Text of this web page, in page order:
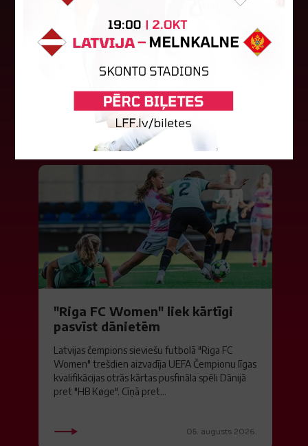
Jūlijā par labāko "LuckyBet" SFL
atzīta Keita Zviedre
Par "LuckyBet" Sieviešu futbola līgas jūnija
labāko spēlētāju atzīta FS "Metta" spēlētāja
Keita Zviedre. Uzvarētāja tika noskaidrota
balsojumā, kurā tika apkopotas...
"Riga FC Women" liek kārtīgi
pasvīst dānietēm
Latvijas čempions sieviešu futbolā "Riga FC
Women" trešdien aizvadīja UEFA Čempionu līgas
kvalifikācijas otrās kārtas pusfināla spēli Dānijā
pret "HB Køge". Cīņā pret...
05. augusts 2026.